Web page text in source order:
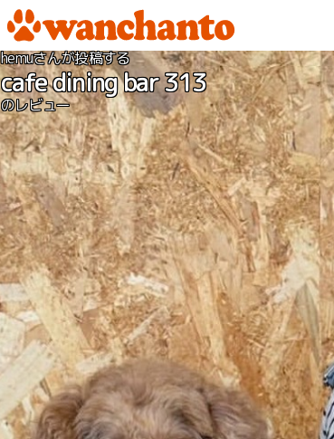
hemuさんが投稿する
cafe dining bar 313
のレビュー